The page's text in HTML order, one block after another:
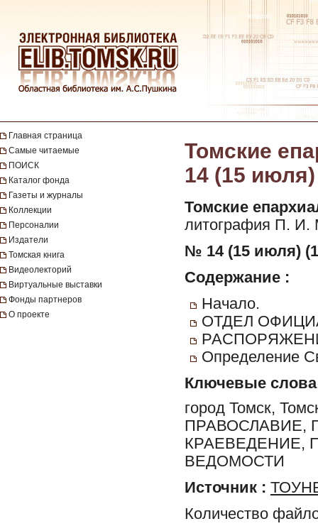
Главная страница
Самые читаемые
ПОИСК
Каталог фонда
Газеты и журналы
Коллекции
Персоналии
Издатели
Томская книга
Видеолекторий
Виртуальные выставки
Фонды партнеров
О проекте
Томские
14 (15 июля)
Томские
литография П. И.
№ 14 (15 июля)
Содержание :
Начало.
ОТДЕЛ
Определение
Ключевые слова
город Томск,
ПРАВОСЛАВИЕ,
КРАЕВЕДЕНИЕ,
ВЕДОМОСТИ
Источник :
Количество